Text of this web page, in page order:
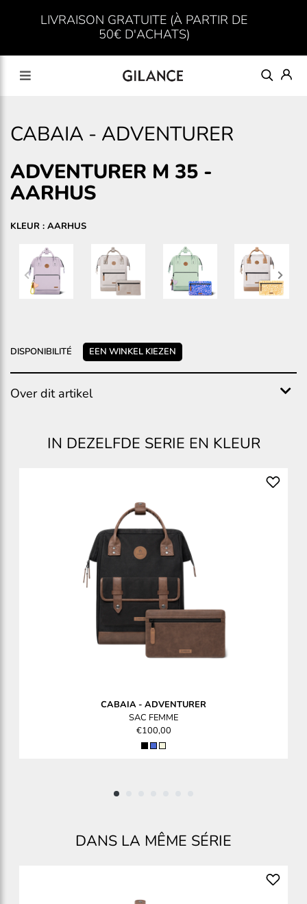
LIVRAISON GRATUITE (À PARTIR DE
50€ D'ACHATS)
CABAIA - ADVENTURER
ADVENTURER M 35 -
AARHUS
KLEUR : AARHUS
DISPONIBILITÉ EEN WINKEL KIEZEN
Over dit artikel
IN DEZELFDE SERIE EN KLEUR
CABAIA- ADVENTURER
SAC FEMME
€100,00
DANS LA MÊME SÉRIE